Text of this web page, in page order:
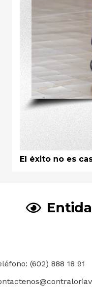
El éxito no es
(602) 888 18 91